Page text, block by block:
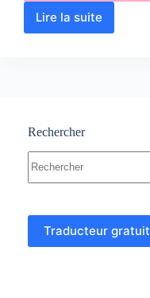
Lire la suite
Protéines
TP
Examens
Rechercher
résultat
Traducteur gratuit